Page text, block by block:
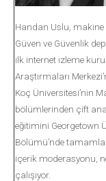
Handan Uslu, makine
Güven ve Güvenlik
ilk internet izleme
Araştırmaları
Koç Üniversitesi’nin
bölümlerinden çift
eğitimini Georgetown
Bölümü’nde
içerik moderasyonu,
çalışıyor.